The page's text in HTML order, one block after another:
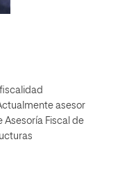
asesor
Asesoría Fiscal de